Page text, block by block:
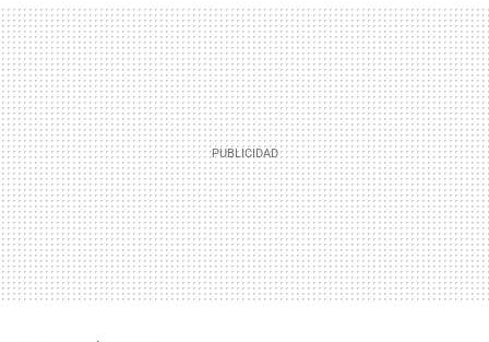
MAIL